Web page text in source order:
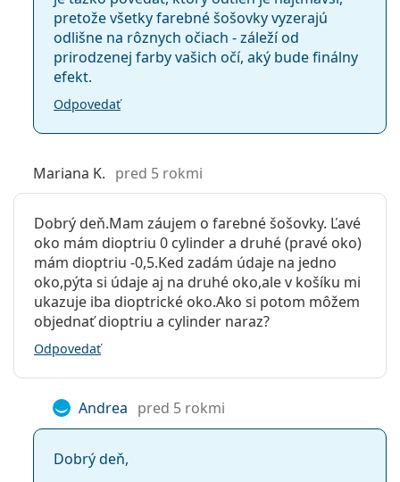
pretože všetky farebné šošovky vyzerajú
odlišne na rôznych očiach - záleží od
prirodzenej farby vašich očí, aký bude finálny
efekt.
Odpovedať
Mariana K. pred 5 rokmi
Dobrý deň.Mam záujem o farebné šošovky. Ľavé
oko mám dioptriu 0 cylinder a druhé (pravé oko)
mám dioptriu -0,5.Ked zadám údaje na jedno
oko,pýta si údaje aj na druhé oko,ale v košíku mi
ukazuje iba dioptrické oko.Ako si potom môžem
objednať dioptriu a cylinder naraz?
Odpovedať
Andrea pred 5 rokmi
Dobrý deň,